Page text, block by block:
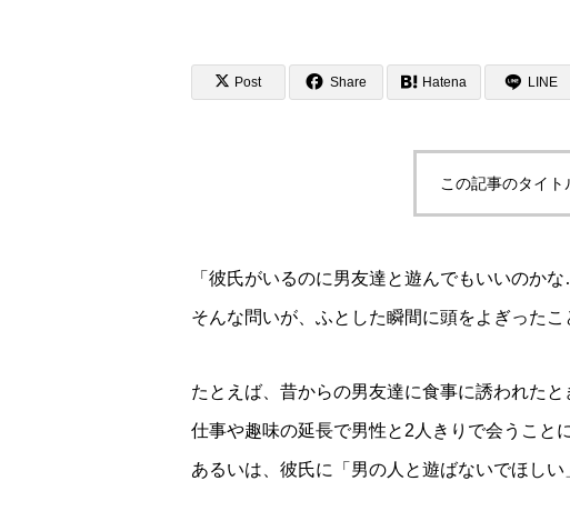
Post Share Hatena LINE
この記事のタイ
「彼氏がいるのに男友達と遊んでもいいのか
そんな問いが、ふとした瞬間に頭をよぎったこ
たとえば、昔からの男友達に食事に誘われたと
仕事や趣味の延長で男性と2人きりで会うこと
あるいは、彼氏に「男の人と遊ばないでほしい